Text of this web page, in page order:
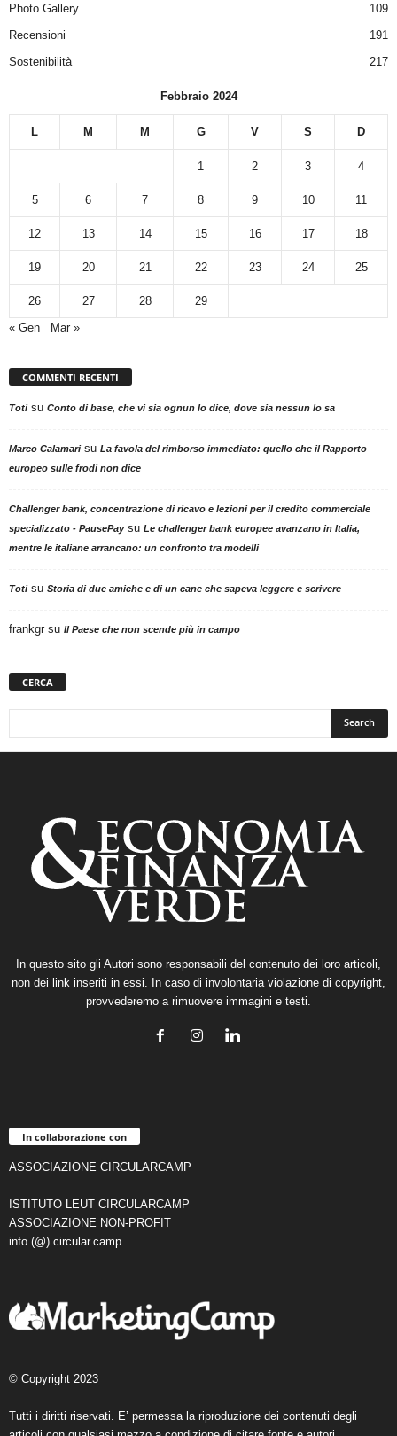
Photo Gallery
109
Recensioni
191
Sostenibilità
217
Febbraio 2024
L M M G V S D
1 2 3 4
5 6 7 8 9 10 11
12 13 14 15 16 17 18
19 20 21 22 23 24 25
26 27 28
29
« Gen
Mar »
COMMENTI RECENTI
Totisu Conto di base, che vi sia ognun lo dice, dove sia nessun lo sa
Marco Calamarisu La favola del rimborso immediato: quello che il Rapporto
europeo sulle frodi non dice
Challenger bank, concentrazione di ricavo e lezioni per il credito commerciale
specializzato - PausePaysu Le challenger bank europee avanzano in Italia,
mentre le italiane arrancano: un confronto tra modelli
Totisu Storia di due amiche e di un cane che sapeva leggere e scrivere
frankgr su Il Paese che non scende più in campo
CERCA
In questo sito gli Autori sono responsabili del contenuto dei loro articoli,
non dei link inseriti in essi. In caso di involontaria violazione di copyright,
provvederemo a rimuovere immagini e testi.
In collaborazione con
ASSOCIAZIONE CIRCULARCAMP
ISTITUTO LEUT CIRCULARCAMP
ASSOCIAZIONE NON-PROFIT
info (@) circular.camp
© Copyright 2023
Tutti i diritti riservati. E’ permessa la riproduzione dei contenuti degli